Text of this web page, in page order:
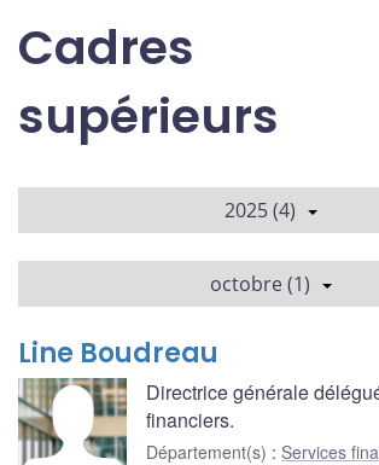
Cadres
supérieurs
2025 (4)
octobre (1)
Line Boudreau
Directrice générale
financiers.
Département(s) : Services